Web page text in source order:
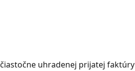
uhradenej prijatej faktúry